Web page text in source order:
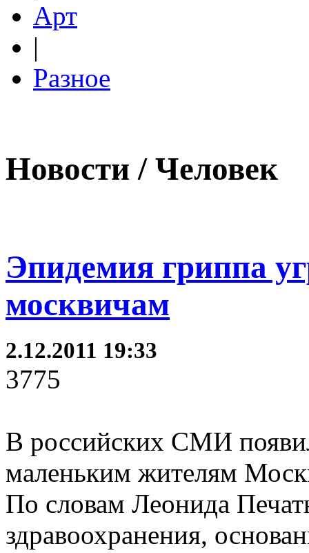
Арт
|
Разное
Новости / Человек
Эпидемия гриппа
москвичам
2.12.2011 19:33
3775
В российских СМИ
маленьким жителям
По словам Леонида
здравоохранения,